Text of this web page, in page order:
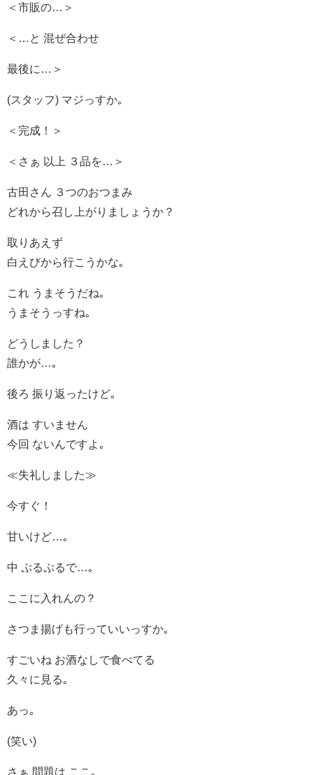
＜市販の…＞
＜…と 混ぜ合わせ
最後に…＞
(スタッフ) マジっすか｡
＜完成！＞
＜さぁ 以上 ３品を…＞
古田さん ３つのおつまみ
どれから召し上がりましょうか？
取りあえず
白えびから行こうかな｡
これ うまそうだね｡
うまそうっすね｡
どうしました？
誰かが…｡
後ろ 振り返ったけど｡
酒は すいません
今回 ないんですよ｡
≪失礼しました≫
今すぐ！
甘いけど…｡
中 ぷるぷるで…｡
ここに入れんの？
さつま揚げも行っていいっすか｡
すごいね お酒なしで食べてる
久々に見る｡
あっ｡
(笑い)
さぁ 問題は ここ｡